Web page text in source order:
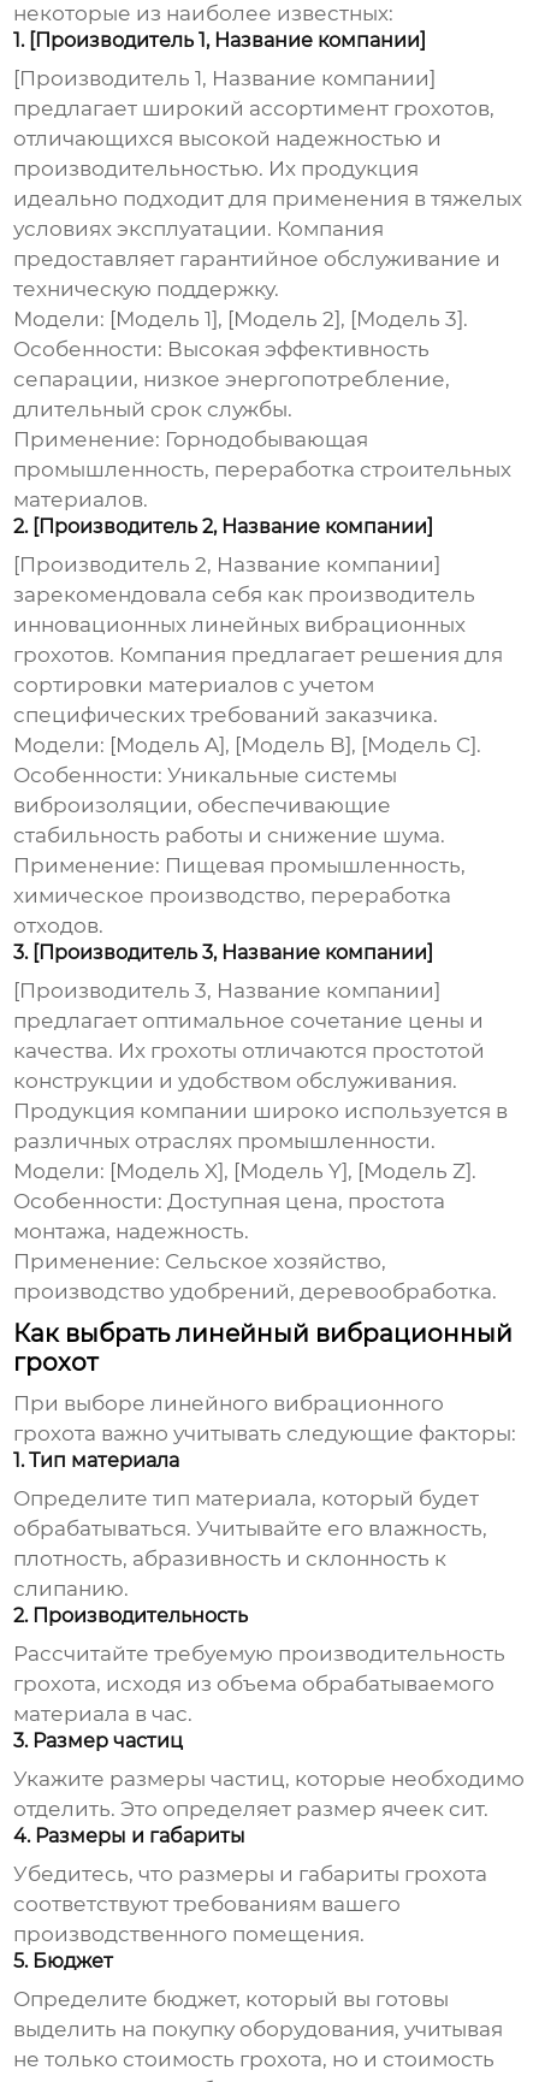
некоторые из наиболее известных:
1. [Производитель 1, Название компании]
[Производитель 1, Название компании]
предлагает широкий ассортимент грохотов,
отличающихся высокой надежностью и
производительностью. Их продукция
идеально подходит для применения в тяжелых
условиях эксплуатации. Компания
предоставляет гарантийное обслуживание и
техническую поддержку.
Модели: [Модель 1], [Модель 2], [Модель 3].
Особенности: Высокая эффективность
сепарации, низкое энергопотребление,
длительный срок службы.
Применение: Горнодобывающая
промышленность, переработка строительных
материалов.
2. [Производитель 2, Название компании]
[Производитель 2, Название компании]
зарекомендовала себя как производитель
инновационныхлинейных вибрационных
грохотов. Компания предлагает решения для
сортировки материалов с учетом
специфических требований заказчика.
Модели: [Модель A], [Модель B], [Модель C].
Особенности: Уникальные системы
виброизоляции, обеспечивающие
стабильность работы и снижение шума.
Применение: Пищевая промышленность,
химическое производство, переработка
отходов.
3. [Производитель 3, Название компании]
[Производитель 3, Название компании]
предлагает оптимальное сочетание цены и
качества. Их грохоты отличаются простотой
конструкции и удобством обслуживания.
Продукция компании широко используется в
различных отраслях промышленности.
Модели: [Модель X], [Модель Y], [Модель Z].
Особенности: Доступная цена, простота
монтажа, надежность.
Применение: Сельское хозяйство,
производство удобрений, деревообработка.
Как выбрать линейный вибрационный
грохот
При выборелинейного вибрационного
грохота важно учитывать следующие факторы:
1. Тип материала
Определите тип материала, который будет
обрабатываться. Учитывайте его влажность,
плотность, абразивность и склонность к
слипанию.
2. Производительность
Рассчитайте требуемую производительность
грохота, исходя из объема обрабатываемого
материала в час.
3. Размер частиц
Укажите размеры частиц, которые необходимо
отделить. Это определяет размер ячеек сит.
4. Размеры и габариты
Убедитесь, что размеры и габариты грохота
соответствуют требованиям вашего
производственного помещения.
5. Бюджет
Определите бюджет, который вы готовы
выделить на покупку оборудования, учитывая
не только стоимость грохота, но и стоимость